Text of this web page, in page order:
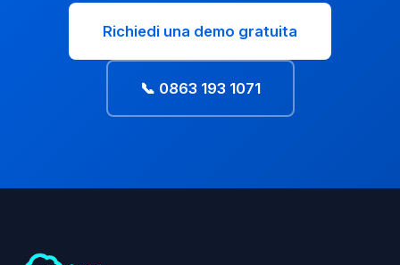
Richiedi una demo gratuita
📞 0863 193 1071